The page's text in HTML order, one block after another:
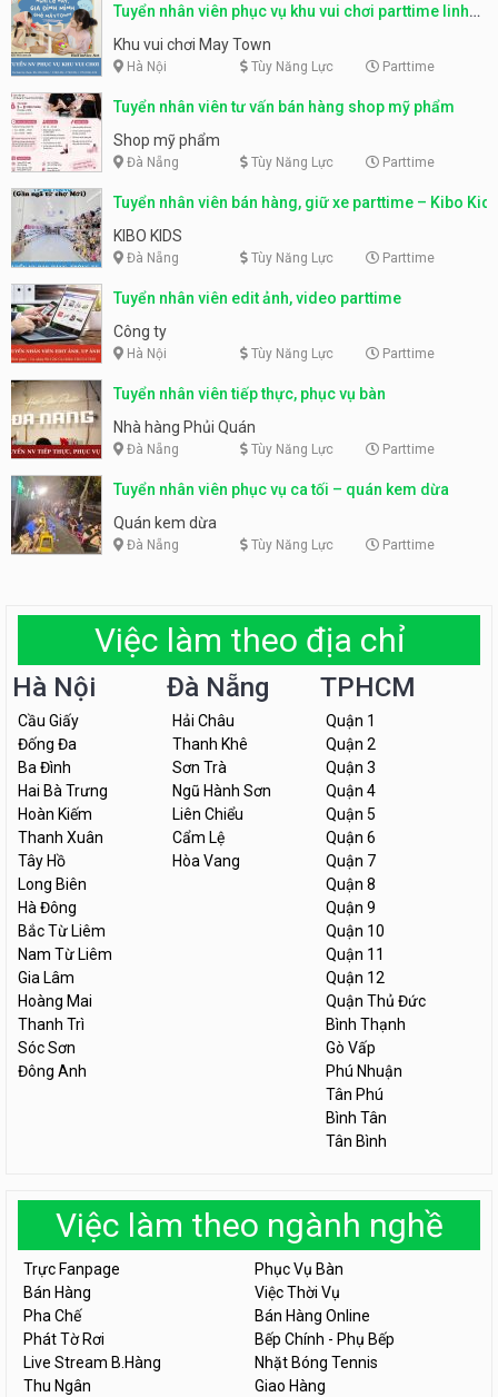
Tuyển nhân viên phục vụ khu vui chơi parttime linh
động
Khu vui chơi May Town
Hà Nội Tùy Năng Lực Parttime
Tuyển nhân viên tư vấn bán hàng shop mỹ phẩm
Shop mỹ phẩm
Đà Nẵng Tùy Năng Lực Parttime
Tuyển nhân viên bán hàng, giữ xe parttime – Kibo Kid
KIBO KIDS
Đà Nẵng Tùy Năng Lực Parttime
Tuyển nhân viên edit ảnh, video parttime
Công ty
Hà Nội Tùy Năng Lực Parttime
Tuyển nhân viên tiếp thực, phục vụ bàn
Nhà hàng Phủi Quán
Đà Nẵng Tùy Năng Lực Parttime
Tuyển nhân viên phục vụ ca tối – quán kem dừa
Quán kem dừa
Đà Nẵng Tùy Năng Lực Parttime
Việc làm theo địa chỉ
Hà Nội
Cầu Giấy
Đống Đa
Ba Đình
Hai Bà Trưng
Hoàn Kiếm
Thanh Xuân
Tây Hồ
Long Biên
Hà Đông
Bắc Từ Liêm
Nam Từ Liêm
Gia Lâm
Hoàng Mai
Thanh Trì
Sóc Sơn
Đông Anh
Đà Nẵng
Hải Châu
Thanh Khê
Sơn Trà
Ngũ Hành Sơn
Liên Chiểu
Cẩm Lệ
Hòa Vang
TPHCM
Quận 1
Quận 2
Quận 3
Quận 4
Quận 5
Quận 6
Quận 7
Quận 8
Quận 9
Quận 10
Quận 11
Quận 12
Quận Thủ Đức
Bình Thạnh
Gò Vấp
Phú Nhuận
Tân Phú
Bình Tân
Tân Bình
Việc làm theo ngành nghề
Trực Fanpage
Phục Vụ Bàn
Bán Hàng
Việc Thời Vụ
Pha Chế
Bán Hàng Online
Phát Tờ Rơi
Bếp Chính - Phụ Bếp
Live Stream B.Hàng
Nhặt Bóng Tennis
Thu Ngân
Giao Hàng